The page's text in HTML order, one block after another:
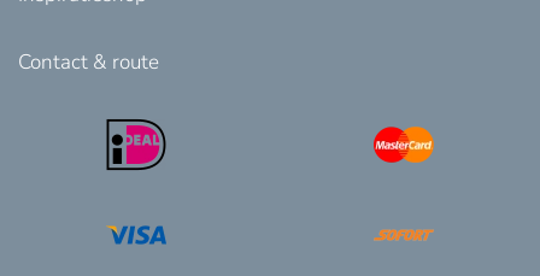
Contact & route